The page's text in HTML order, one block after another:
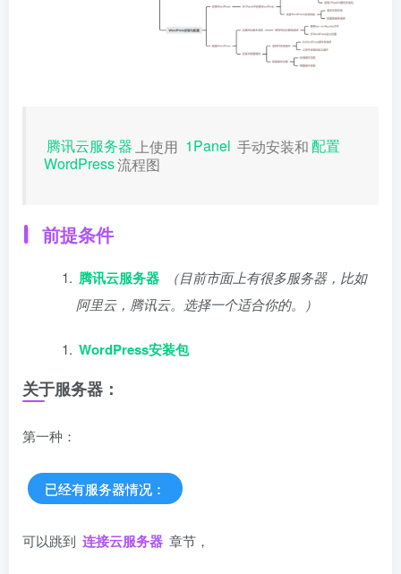
腾讯云服务器 上使用 1Panel 手动安装和配置
WordPress流程图
前提条件
腾讯云服务器
（目前市面上有很多服务器，比如
阿里云，腾讯云。选择一个适合你的。）
WordPress安装包
关于服务器：
第一种：
已经有服务器情况：
可以跳到 连接云服务器 章节，